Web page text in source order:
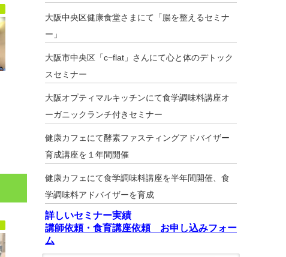
大阪中央区健康食堂さまにて「腸を整えるセミナ
ー」
大阪市中央区「c−flat」さんにて心と体のデトック
スセミナー
大阪オプティマルキッチンにて食学調味料講座オ
ーガニックランチ付きセミナー
健康カフェにて酵素ファスティングアドバイザー
育成講座を１年間開催
健康カフェにて食学調味料講座を半年間開催、食
学調味料アドバイザーを育成
詳しいセミナー実績
講師依頼・食育講座依頼 お申し込みフォー
ム